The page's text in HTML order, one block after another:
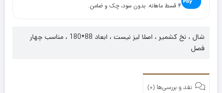
۴ قسط ماهانه. بدون سود، چک و ضامن.
شال ، نخ کشمیر ، اصلا لیز نیست ، ابعاد 88*180 ، مناسب چهار
فصل
نقد و بررسی‌ها (0)